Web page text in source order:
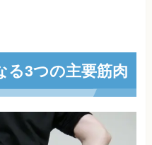
る3つの主要筋肉